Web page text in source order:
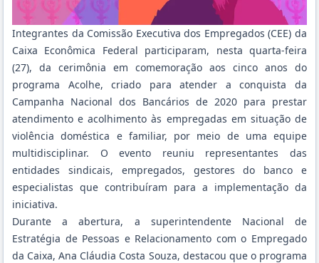
Integrantes da Comissão Executiva dos Empregados (CEE) da
Caixa Econômica Federal participaram, nesta quarta-feira
(27), da cerimônia em comemoração aos cinco anos do
programa Acolhe, criado para atender a conquista da
Campanha Nacional dos Bancários de 2020 para prestar
atendimento e acolhimento às empregadas em situação de
violência doméstica e familiar, por meio de uma equipe
multidisciplinar. O evento reuniu representantes das
entidades sindicais, empregados, gestores do banco e
especialistas que contribuíram para a implementação da
iniciativa.
Durante a abertura, a superintendente Nacional de
Estratégia de Pessoas e Relacionamento com o Empregado
da Caixa, Ana Cláudia Costa Souza, destacou que o programa